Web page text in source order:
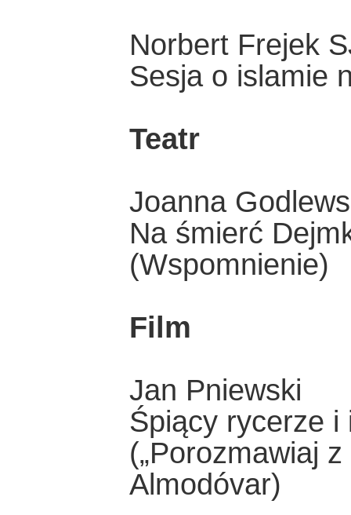
Norbert Frejek
Sesja o islamie
Teatr
Joanna
Na śmierć
(Wspomnienie)
Film
Jan Pniewski
Śpiący rycerze i
(„Porozmawiaj
Almodóvar)